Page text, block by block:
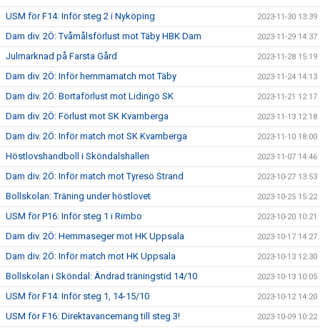
USM för F14: Inför steg 2 i Nyköping 2023-11-30 13:39
Dam div. 2Ö: Tvåmålsförlust mot Täby HBK Dam 2023-11-29 14:37
Julmarknad på Farsta Gård 2023-11-28 15:19
Dam div. 2Ö: Inför hemmamatch mot Täby 2023-11-24 14:13
Dam div. 2Ö: Bortaförlust mot Lidingö SK 2023-11-21 12:17
Dam div. 2Ö: Förlust mot SK Kvarnberga 2023-11-13 12:18
Dam div. 2Ö: Inför match mot SK Kvarnberga 2023-11-10 18:00
Höstlovshandboll i Sköndalshallen 2023-11-07 14:46
Dam div. 2Ö: Inför match mot Tyresö Strand 2023-10-27 13:53
Bollskolan: Träning under höstlovet 2023-10-25 15:22
USM för P16: Inför steg 1 i Rimbo 2023-10-20 10:21
Dam div. 2Ö: Hemmaseger mot HK Uppsala 2023-10-17 14:27
Dam div. 2Ö: Inför match mot HK Uppsala 2023-10-13 12:30
Bollskolan i Sköndal: Ändrad träningstid 14/10 2023-10-13 10:05
USM för F14: Inför steg 1, 14-15/10 2023-10-12 14:20
USM för F16: Direktavancemang till steg 3! 2023-10-09 10:22